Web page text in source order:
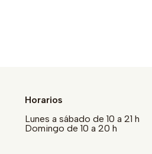
Horarios
Lunes a sábado de 10 a 21 h
Domingo de 10 a 20 h